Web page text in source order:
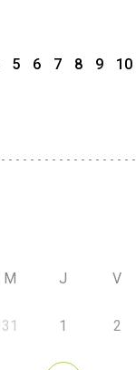
5 6 7 8 9 10
M J V
31 1 2